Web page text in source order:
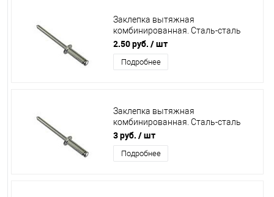
Заклепка вытяжная
комбинированная. Сталь-сталь
4,8х10 /500/
2.50 руб. / шт
Подробнее
Заклепка вытяжная
комбинированная. Сталь-сталь
4,8х16 /250/
3 руб. / шт
Подробнее